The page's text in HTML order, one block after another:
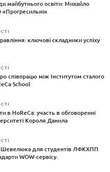
майбутнього освіти: Михайло
ключові складники успіху
співпрацю між Інститутом сталого
School
в HoReCa: участь в обговоренні
Короля Данила
Шевелюка для студентів ЛФКХПП
WOW-сервісу.